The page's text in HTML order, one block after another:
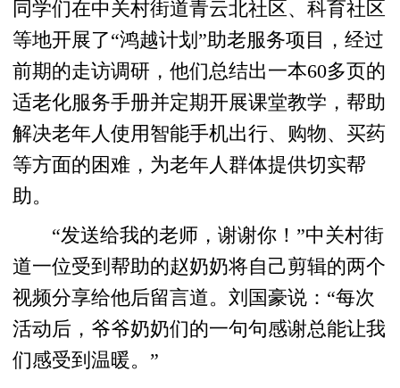
同学们在中关村街道青云北社区、科育社区
等地开展了“鸿越计划”助老服务项目，经过
前期的走访调研，他们总结出一本60多页的
适老化服务手册并定期开展课堂教学，帮助
解决老年人使用智能手机出行、购物、买药
等方面的困难，为老年人群体提供切实帮
助。
“发送给我的老师，谢谢你！”中关村街
道一位受到帮助的赵奶奶将自己剪辑的两个
视频分享给他后留言道。刘国豪说：“每次
活动后，爷爷奶奶们的一句句感谢总能让我
们感受到温暖。”